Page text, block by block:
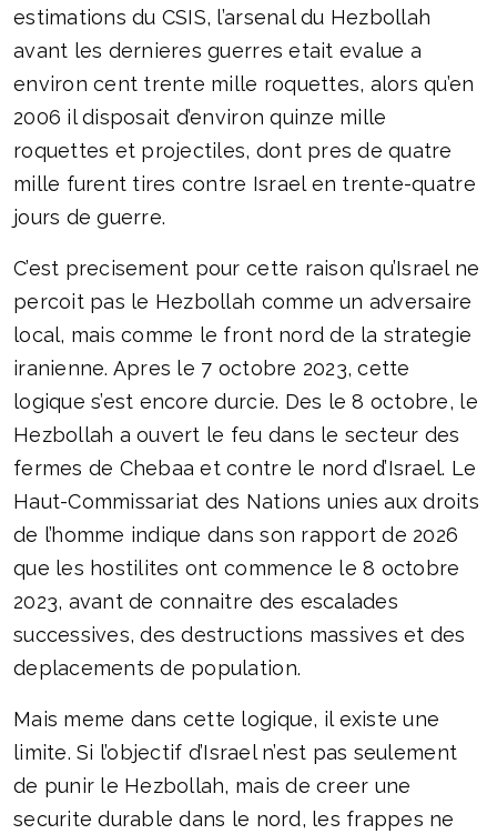
estimations du CSIS, l’arsenal du Hezbollah
avant les dernieres guerres etait evalue a
environ cent trente mille roquettes, alors qu’en
2006 il disposait d’environ quinze mille
roquettes et projectiles, dont pres de quatre
mille furent tires contre Israel en trente-quatre
jours de guerre.
C’est precisement pour cette raison qu’Israel ne
percoit pas le Hezbollah comme un adversaire
local, mais comme le front nord de la strategie
iranienne. Apres le 7 octobre 2023, cette
logique s’est encore durcie. Des le 8 octobre, le
Hezbollah a ouvert le feu dans le secteur des
fermes de Chebaa et contre le nord d’Israel. Le
Haut-Commissariat des Nations unies aux droits
de l’homme indique dans son rapport de 2026
que les hostilites ont commence le 8 octobre
2023, avant de connaitre des escalades
successives, des destructions massives et des
deplacements de population.
Mais meme dans cette logique, il existe une
limite. Si l’objectif d’Israel n’est pas seulement
de punir le Hezbollah, mais de creer une
securite durable dans le nord, les frappes ne